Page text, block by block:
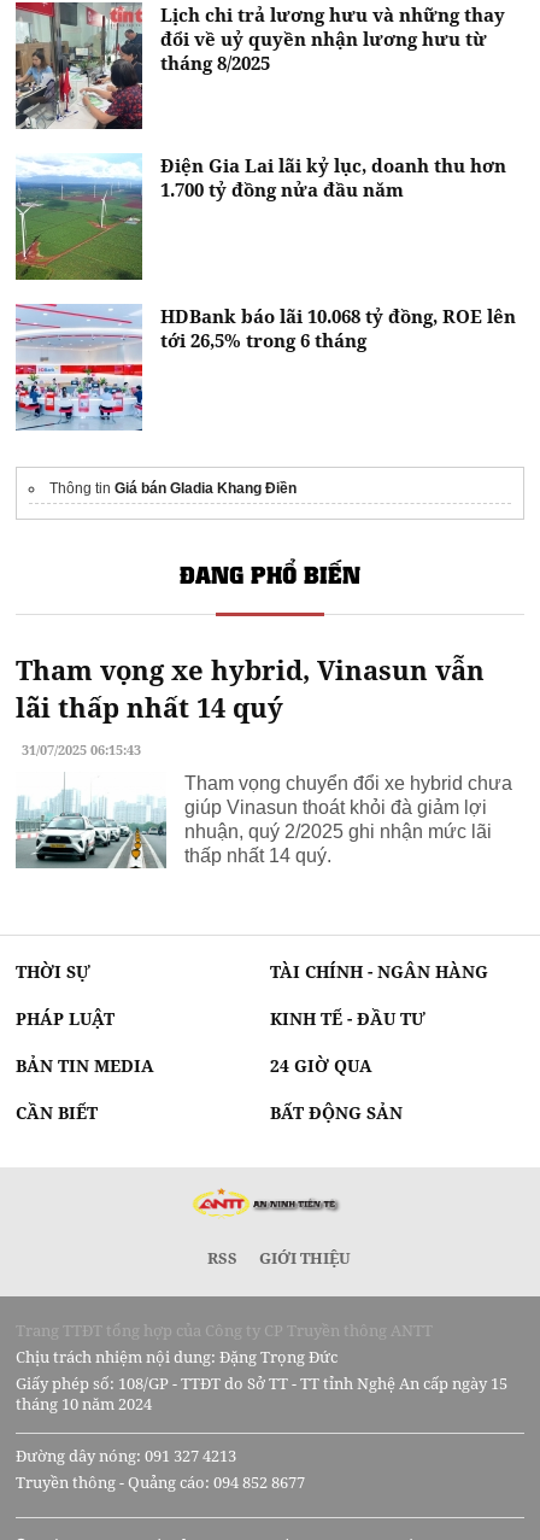
Lịch chi trả lương hưu và những thay
đổi về uỷ quyền nhận lương hưu từ
tháng 8/2025
Điện Gia Lai lãi kỷ lục, doanh thu hơn
1.700 tỷ đồng nửa đầu năm
HDBank báo lãi 10.068 tỷ đồng, ROE lên
tới 26,5% trong 6 tháng
Thông tinGiá bán Gladia Khang Điền
ĐANG PHỔ BIẾN
Tham vọng xe hybrid, Vinasun vẫn
lãi thấp nhất 14 quý
31/07/2025 06:15:43
Tham vọng chuyển đổi xe hybrid chưa
giúp Vinasun thoát khỏi đà giảm lợi
nhuận, quý 2/2025 ghi nhận mức lãi
thấp nhất 14 quý.
THỜI SỰ TÀI CHÍNH - NGÂN HÀNG
PHÁP LUẬT KINH TẾ - ĐẦU TƯ
BẢN TIN MEDIA 24 GIỜ QUA
CẦN BIẾT BẤT ĐỘNG SẢN
RSS GIỚI THIỆU
Trang TTĐT tổng hợp của Công ty CP Truyền thông ANTT
Chịu trách nhiệm nội dung: Đặng Trọng Đức
Giấy phép số: 108/GP - TTĐT do Sở TT - TT tỉnh Nghệ An cấp ngày 15
tháng 10 năm 2024
Đường dây nóng: 091 327 4213
Truyền thông - Quảng cáo: 094 852 8677